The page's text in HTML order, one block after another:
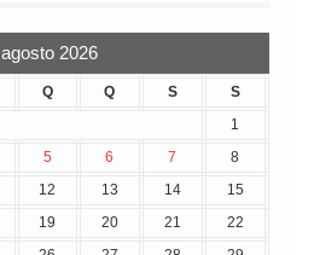
agosto 2026
Q Q S
S
1
5 6 7
8
12 13 14
15
19 20 21
22